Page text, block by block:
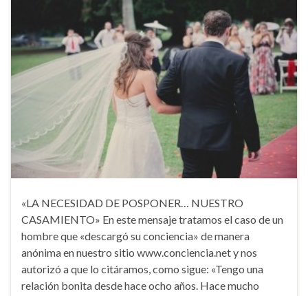
«LA NECESIDAD DE POSPONER… NUESTRO
CASAMIENTO» En este mensaje tratamos el caso de un
hombre que «descargó su conciencia» de manera
anónima en nuestro sitio www.conciencia.net y nos
autorizó a que lo citáramos, como sigue: «Tengo una
relación bonita desde hace ocho años. Hace mucho